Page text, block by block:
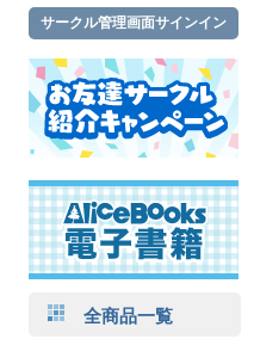
サークル管理画面サインイン
全商品一覧